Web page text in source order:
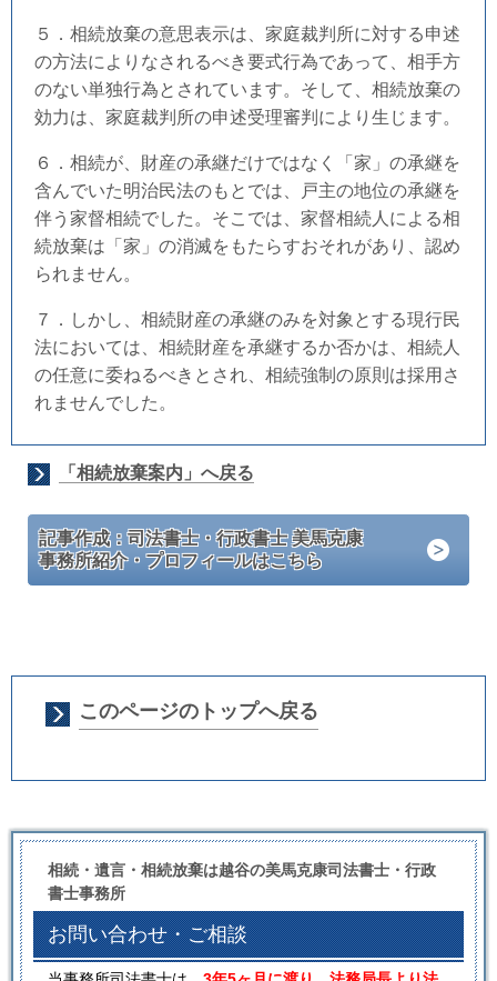
５．相続放棄の意思表示は、家庭裁判所に対する申述
の方法によりなされるべき要式行為であって、相手方
のない単独行為とされています。そして、相続放棄の
効力は、家庭裁判所の申述受理審判により生じます。
６．相続が、財産の承継だけではなく「家」の承継を
含んでいた明治民法のもとでは、戸主の地位の承継を
伴う家督相続でした。そこでは、家督相続人による相
続放棄は「家」の消滅をもたらすおそれがあり、認め
られません。
７．しかし、相続財産の承継のみを対象とする現行民
法においては、相続財産を承継するか否かは、相続人
の任意に委ねるべきとされ、相続強制の原則は採用さ
れませんでした。
「相続放棄案内」へ戻る
記事作成：司法書士・行政書士 美馬克康
事務所紹介・プロフィールはこちら
このページのトップへ戻る
相続・遺言・相続放棄は越谷の美馬克康司法書士・行政
書士事務所
お問い合わせ・ご相談